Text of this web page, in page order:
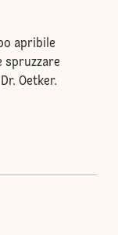
apribile
spruzzare
Oetker.